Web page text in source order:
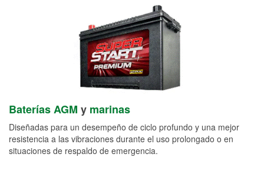
Baterías AGM y marinas
Diseñadas para un desempeño de ciclo profundo y una mejor
resistencia a las vibraciones durante el uso prolongado o en
situaciones de respaldo de emergencia.